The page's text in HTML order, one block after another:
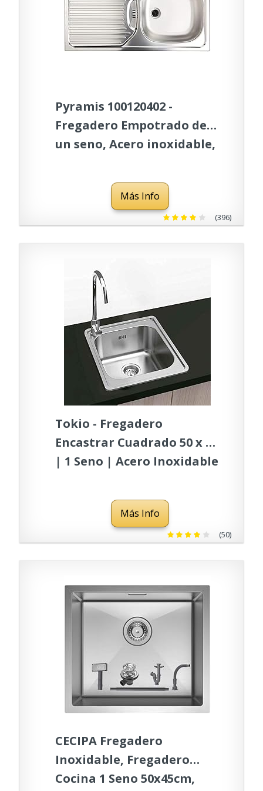
Pyramis 100120402 -
Fregadero Empotrado de
un seno, Acero inoxidable,
Más Info
(396)
Tokio - Fregadero
Encastrar Cuadrado 50 x 50
| 1 Seno | Acero Inoxidable
Más Info
(50)
CECIPA Fregadero
Inoxidable, Fregadero
Cocina 1 Seno 50x45cm,